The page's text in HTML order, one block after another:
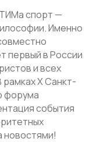
спорт —
Именно
первый в России
и всех
X Санкт-
форума
события
новостями!